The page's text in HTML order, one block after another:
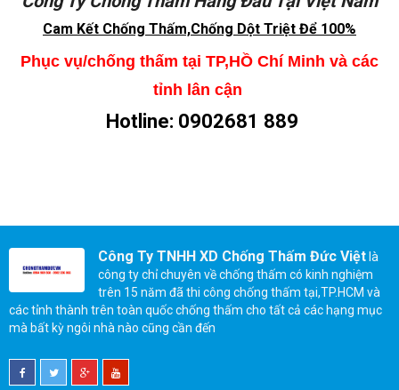
Cam Kết Chống Thấm,Chống Dột Triệt Để 100%
Phục vụ/chống thấm tại TP,HỒ Chí Minh và các
tỉnh lân cận
Hotline: 0902681 889
Công Ty TNHH XD Chống Thấm Đức Việt là
công ty chỉ chuyên về chống thấm có kinh nghiệm
trên 15 năm đã thi công chống thấm tại,TP.HCM và
các tỉnh thành trên toàn quốc chống thấm cho tất cả các hạng mục
mà bất kỳ ngôi nhà nào cũng cần đến